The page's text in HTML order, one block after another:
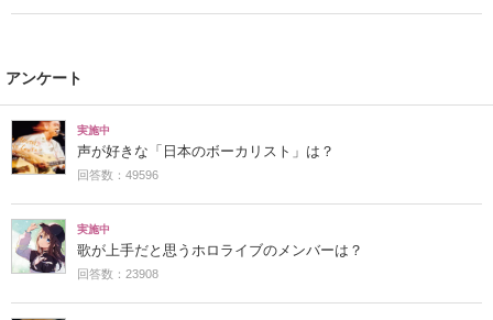
アンケート
実施中
声が好きな「日本のボーカリスト」は？
回答数：49596
実施中
歌が上手だと思うホロライブのメンバーは？
回答数：23908